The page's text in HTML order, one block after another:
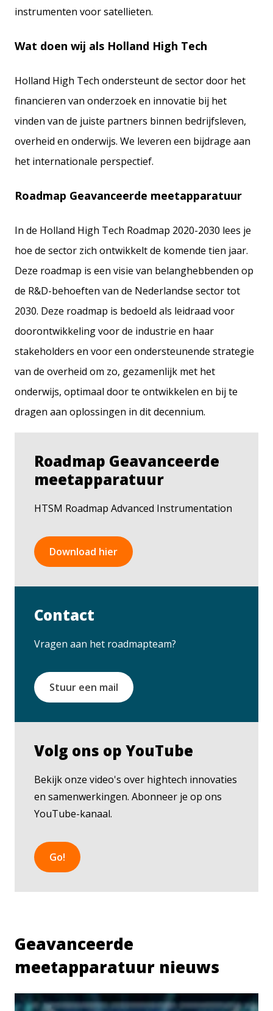
instrumenten voor satellieten.
Wat doen wij als Holland High Tech
Holland High Tech ondersteunt de sector door het
financieren van onderzoek en innovatie bij het
vinden van de juiste partners binnen bedrijfsleven,
overheid en onderwijs. We leveren een bijdrage aan
het internationale perspectief.
Roadmap Geavanceerde meetapparatuur
In de Holland High Tech Roadmap 2020-2030 lees je
hoe de sector zich ontwikkelt de komende tien jaar.
Deze roadmap is een visie van belanghebbenden op
de R&D-behoeften van de Nederlandse sector tot
2030. Deze roadmap is bedoeld als leidraad voor
doorontwikkeling voor de industrie en haar
stakeholders en voor een ondersteunende strategie
van de overheid om zo, gezamenlijk met het
onderwijs, optimaal door te ontwikkelen en bij te
dragen aan oplossingen in dit decennium.
Roadmap Geavanceerde
meetapparatuur
HTSM Roadmap Advanced Instrumentation
Download hier
Contact
Vragen aan het roadmapteam?
Stuur een mail
Volg ons op YouTube
Bekijk onze video's over hightech innovaties
en samenwerkingen. Abonneer je op ons
YouTube-kanaal.
Go!
Geavanceerde
meetapparatuur nieuws